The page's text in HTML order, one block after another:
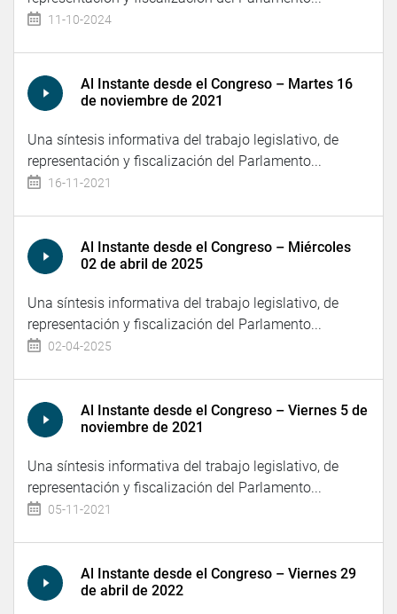
11-10-2024
Al Instante desde el Congreso – Martes 16
de noviembre de 2021
Una síntesis informativa del trabajo legislativo, de
representación y fiscalización del Parlamento...
16-11-2021
Al Instante desde el Congreso – Miércoles
02 de abril de 2025
Una síntesis informativa del trabajo legislativo, de
representación y fiscalización del Parlamento...
02-04-2025
Al Instante desde el Congreso – Viernes 5 de
noviembre de 2021
Una síntesis informativa del trabajo legislativo, de
representación y fiscalización del Parlamento...
05-11-2021
Al Instante desde el Congreso – Viernes 29
de abril de 2022